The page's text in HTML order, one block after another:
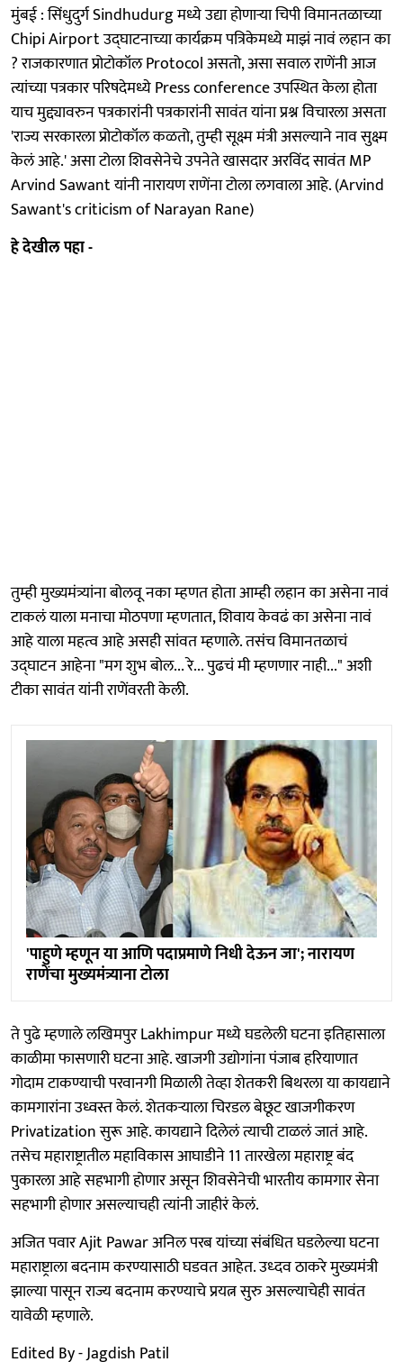
मुंबई : सिंधुदुर्ग Sindhudurg मध्ये उद्या होणाऱ्या चिपी विमानतळाच्या
Chipi Airport उद्घाटनाच्या कार्यक्रम पत्रिकेमध्ये माझं नावं लहान का
? राजकारणात प्रोटोकॉल Protocol असतो, असा सवाल राणेंनी आज
त्यांच्या पत्रकार परिषदेमध्ये Press conference उपस्थित केला होता
याच मुद्द्यावरुन पत्रकारांनी पत्रकारांनी सावंत यांना प्रश्न विचारला असता
'राज्य सरकारला प्रोटोकॉल कळतो, तुम्ही सूक्ष्म मंत्री असल्याने नाव सुक्ष्म
केलं आहे.' असा टोला शिवसेनेचे उपनेते खासदार अरविंद सावंत MP
Arvind Sawant यांनी नारायण राणेंना टोला लगवाला आहे. (Arvind
Sawant's criticism of Narayan Rane)
हे देखील पहा -
तुम्ही मुख्यमंत्र्यांना बोलवू नका म्हणत होता आम्ही लहान का असेना नावं
टाकलं याला मनाचा मोठपणा म्हणतात, शिवाय केवढं का असेना नावं
आहे याला महत्व आहे असही सांवत म्हणाले. तसंच विमानतळाचं
उद्घाटन आहेना "मग शुभ बोल... रे... पुढचं मी म्हणणार नाही..." अशी
टीका सावंत यांनी राणेंवरती केली.
'पाहुणे म्हणून या आणि पदाप्रमाणे निधी देऊन जा'; नारायण
राणेंचा मुख्यमंत्र्याना टोला
ते पुढे म्हणाले लखिमपुर Lakhimpur मध्ये घडलेली घटना इतिहासाला
काळीमा फासणारी घटना आहे. खाजगी उद्योगांना पंजाब हरियाणात
गोदाम टाकण्याची परवानगी मिळाली तेव्हा शेतकरी बिथरला या कायद्याने
कामगारांना उध्वस्त केलं. शेतकऱ्याला चिरडल बेछूट खाजगीकरण
Privatization सुरू आहे. कायद्याने दिलेलं त्याची टाळलं जातं आहे.
तसेच महाराष्ट्रातील महाविकास आघाडीने 11 तारखेला महाराष्ट्र बंद
पुकारला आहे सहभागी होणार असून शिवसेनेची भारतीय कामगार सेना
सहभागी होणार असल्याचही त्यांनी जाहीरं केलं.
अजित पवार Ajit Pawar अनिल परब यांच्या संबंधित घडलेल्या घटना
महाराष्ट्राला बदनाम करण्यासाठी घडवत आहेत. उध्दव ठाकरे मुख्यमंत्री
झाल्या पासून राज्य बदनाम करण्याचे प्रयत्न सुरु असल्याचेही सावंत
यावेळी म्हणाले.
Edited By - Jagdish Patil